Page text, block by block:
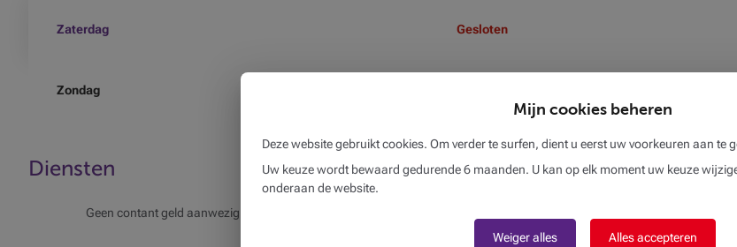
Zaterdag Gesloten
Zondag
Diensten
Geen contant geld aanwezig
Mijn cookies beheren
Deze website gebruikt cookies. Om verder te surfen, dient u eerst uw voorkeuren aan te
Uw keuze wordt bewaard gedurende 6 maanden. U kan op elk moment uw keuze
onderaan de website.
Alles accepteren
Weiger alles